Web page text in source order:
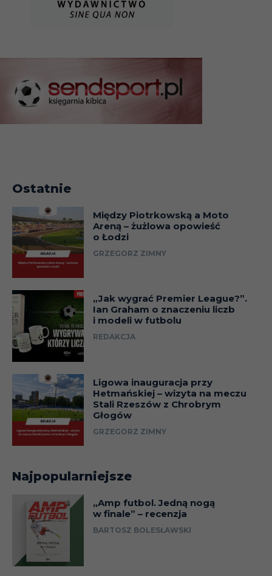
Ostatnie
Między Piotrkowską a Moto
Areną – żużlowa opowieść
o Łodzi
GRZEGORZ ZIMNY
„Jak wygrać Premier League?”.
Ian Graham o znaczeniu liczb
i modeli w futbolu
REDAKCJA
Ligowa inauguracja przy
Hetmańskiej – wizyta na meczu
Stali Rzeszów z Chrobrym
Głogów
GRZEGORZ ZIMNY
Najpopularniejsze
„Amp futbol. Jedną nogą
w finale” – recenzja
BARTOSZ BOLESŁAWSKI